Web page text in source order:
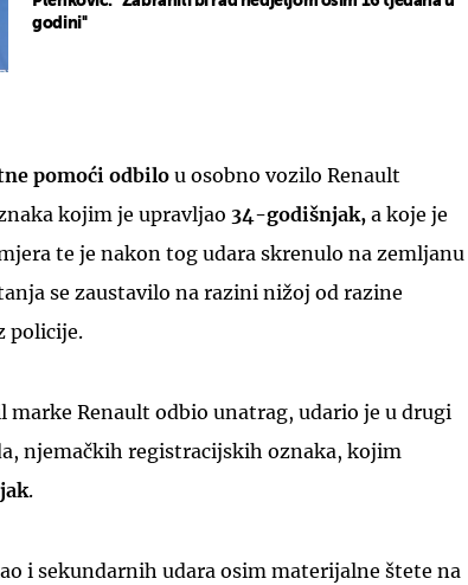
godini''
pomoći odbilo u osobno vozilo Renault
kojim je upravljao 34-godišnjak, a koje je
te je nakon tog udara skrenulo na zemljanu
se zaustavilo na razini nižoj od razine
policije.
marke Renault odbio unatrag, udario je u drugi
njemačkih registracijskih oznaka, kojim
.
i sekundarnih udara osim materijalne štete na
UKLJUČITE NOTIFIKACIJE